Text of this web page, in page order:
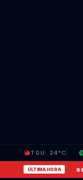
TGU: 24°C
ÚLTIMA HORA
en que agrede a su